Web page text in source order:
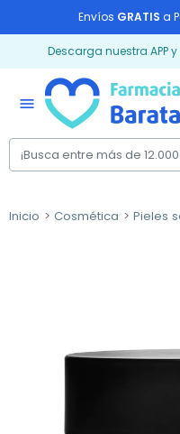
Envíos GRATIS a
Descarga nuestra APP
menu
Inicio Cosmética Pieles